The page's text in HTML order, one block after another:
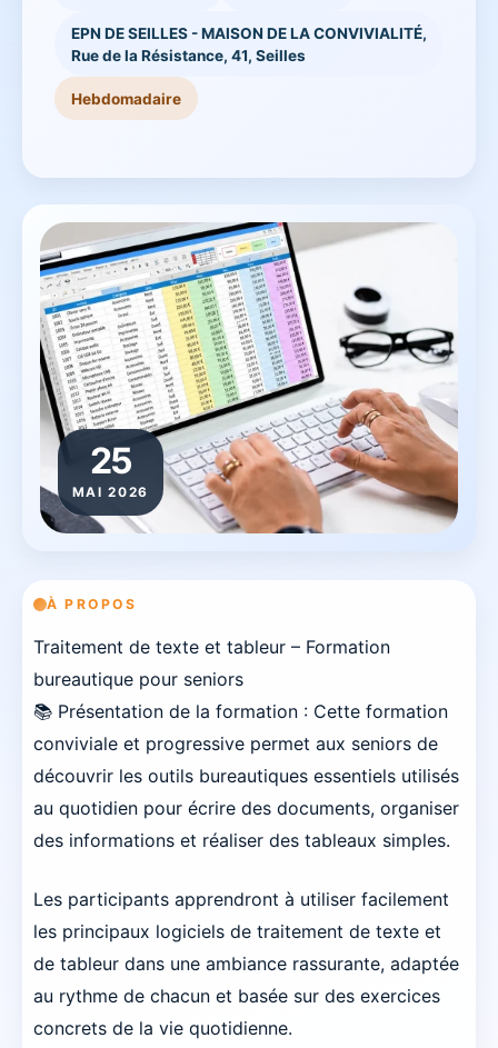
EPN DE SEILLES - MAISON DE LA CONVIVIALITÉ,
Rue de la Résistance, 41, Seilles
Hebdomadaire
25
MAI 2026
À PROPOS
Traitement de texte et tableur – Formation
bureautique pour seniors
📚 Présentation de la formation : Cette formation
conviviale et progressive permet aux seniors de
découvrir les outils bureautiques essentiels utilisés
au quotidien pour écrire des documents, organiser
des informations et réaliser des tableaux simples.
Les participants apprendront à utiliser facilement
les principaux logiciels de traitement de texte et
de tableur dans une ambiance rassurante, adaptée
au rythme de chacun et basée sur des exercices
concrets de la vie quotidienne.